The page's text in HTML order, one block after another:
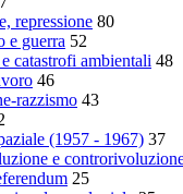
repressione 80
e guerra 52
catastrofi ambientali 48
46
razzismo 43
(1957 - 1967) 37
e
25